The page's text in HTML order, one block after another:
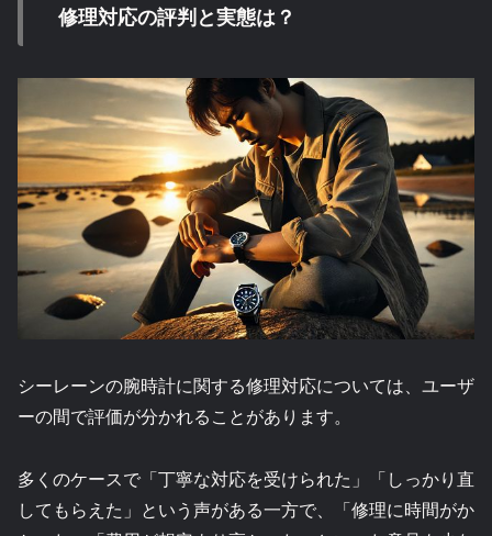
修理対応の評判と実態は？
シーレーンの腕時計に関する修理対応については、ユーザ
ーの間で評価が分かれることがあります。
多くのケースで「丁寧な対応を受けられた」「しっかり直
してもらえた」という声がある一方で、「修理に時間がか